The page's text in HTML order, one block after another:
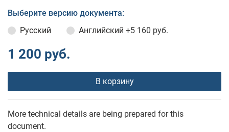
Выберите версию документа:
Русский
Английский +5 160 руб.
1 200 руб.
В корзину
More technical details are being prepared for this
document.